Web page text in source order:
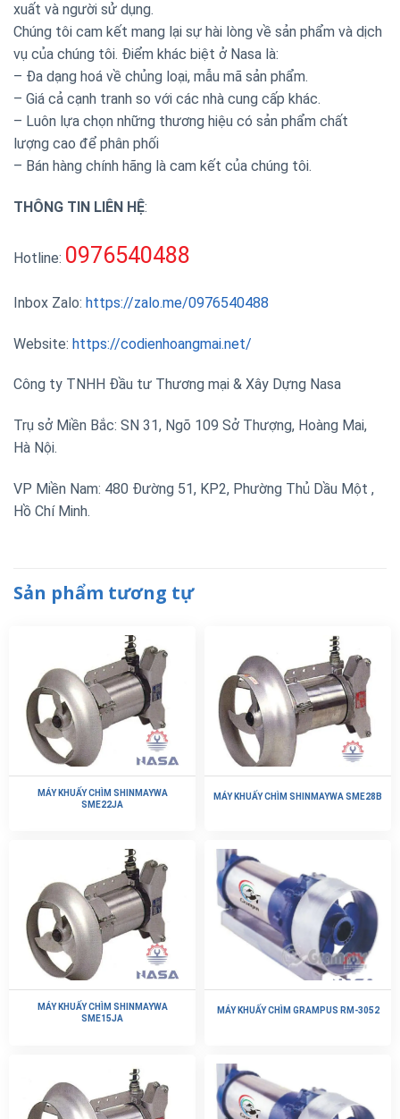
xuất và người sử dụng.
Chúng tôi cam kết mang lại sự hài lòng về sản phẩm và dịch
vụ của chúng tôi. Điểm khác biệt ở Nasa là:
– Đa dạng hoá về chủng loại, mẫu mã sản phẩm.
– Giá cả cạnh tranh so với các nhà cung cấp khác.
– Luôn lựa chọn những thương hiệu có sản phẩm chất
lượng cao để phân phối
– Bán hàng chính hãng là cam kết của chúng tôi.
THÔNG TIN LIÊN HỆ:
Hotline: 0976540488
Inbox Zalo: https://zalo.me/0976540488
Website: https://codienhoangmai.net/
Công ty TNHH Đầu tư Thương mại & Xây Dựng Nasa
Trụ sở Miền Bắc: SN 31, Ngõ 109 Sở Thượng, Hoàng Mai,
Hà Nội.
VP Miền Nam: 480 Đường 51, KP2, Phường Thủ Dầu Một ,
Hồ Chí Minh.
Sản phẩm tương tự
MÁY KHUẤY CHÌM SHINMAYWA
SME22JA
MÁY KHUẤY CHÌM SHINMAYWA SME28B
MÁY KHUẤY CHÌM SHINMAYWA
SME15JA
MÁY KHUẤY CHÌM GRAMPUS RM-3052